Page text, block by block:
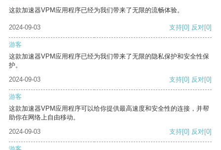
这款加速器VPM应用程序已经为我们带来了无限的流畅体验。
2024-09-03 支持[0] 反对[0]
游客
这款加速器VPM应用程序已经为我们带来了无限的隐私保护和安全性保
护。
2024-09-03
支持[0] 反对[0]
游客
这款加速器VPM应用程序可以给你提供最高速度和安全性的连接，并帮
助你在网络上自由移动。
2024-09-03
支持[0] 反对[0]